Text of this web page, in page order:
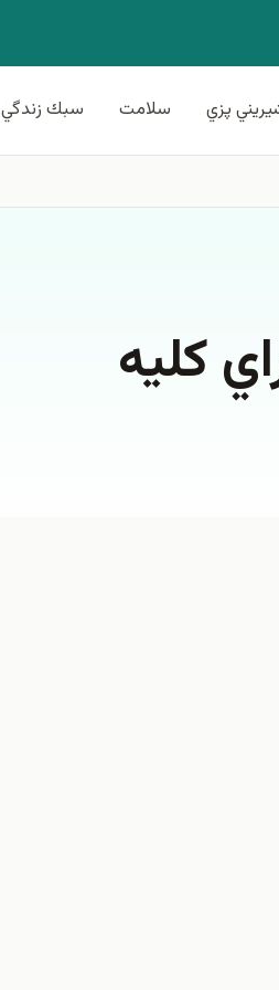
پزي سلامت سبك زندگي
كليه